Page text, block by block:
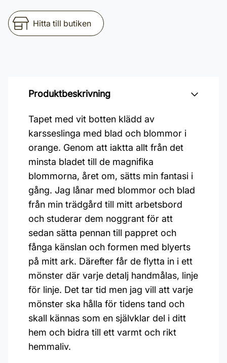
Hitta till butiken
Produktbeskrivning
Tapet med vit botten klädd av
karsseslinga med blad och blommor i
orange. Genom att iaktta allt från det
minsta bladet till de magnifika
blommorna, året om, sätts min fantasi i
gång. Jag lånar med blommor och blad
från min trädgård till mitt arbetsbord
och studerar dem noggrant för att
sedan sätta pennan till pappret och
fånga känslan och formen med blyerts
på mitt ark. Därefter får de flytta in i ett
mönster där varje detalj handmålas, linje
för linje. Det tar tid men jag vill att varje
mönster ska hålla för tidens tand och
skall kännas som en självklar del i ditt
hem och bidra till ett varmt och rikt
hemmaliv.